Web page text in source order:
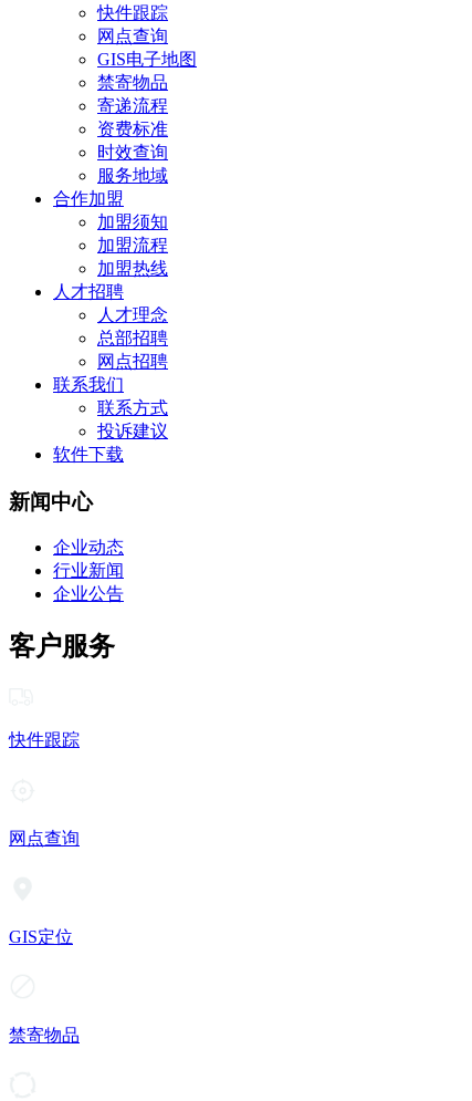
快件跟踪
网点查询
GIS电子地图
禁寄物品
寄递流程
资费标准
时效查询
服务地域
合作加盟
加盟须知
加盟流程
加盟热线
人才招聘
人才理念
总部招聘
网点招聘
联系我们
联系方式
投诉建议
软件下载
新闻中心
企业动态
行业新闻
企业公告
客户服务
快件跟踪
网点查询
GIS定位
禁寄物品